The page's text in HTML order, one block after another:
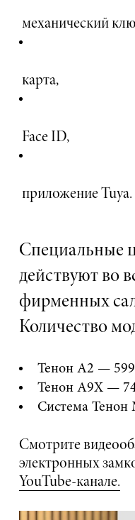
механический
карта,
Face ID,
приложение Tuya.
Специальные
действуют во
фирменных
Количество
Тенон А2 — 599
Тенон А9Х —
Система Тенон
Смотрите
электронных
YouTube-канале.